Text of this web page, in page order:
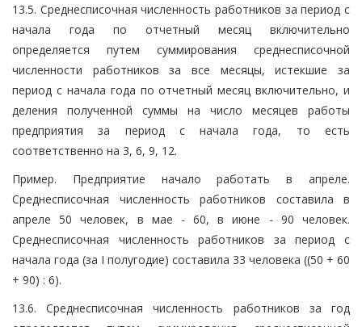
13.5. Среднесписочная численность работников за период с
начала года по отчетный месяц включительно
определяется путем суммирования среднесписочной
численности работников за все месяцы, истекшие за
период с начала года по отчетный месяц включительно, и
деления полученной суммы на число месяцев работы
предприятия за период с начала года, то есть
соответственно на 3, 6, 9, 12.
Пример. Предприятие начало работать в апреле.
Среднесписочная численность работников составила в
апреле 50 человек, в мае - 60, в июне - 90 человек.
Среднесписочная численность работников за период с
начала года (за I полугодие) составила 33 человека ((50 + 60
+ 90) : 6).
13.6. Среднесписочная численность работников за год